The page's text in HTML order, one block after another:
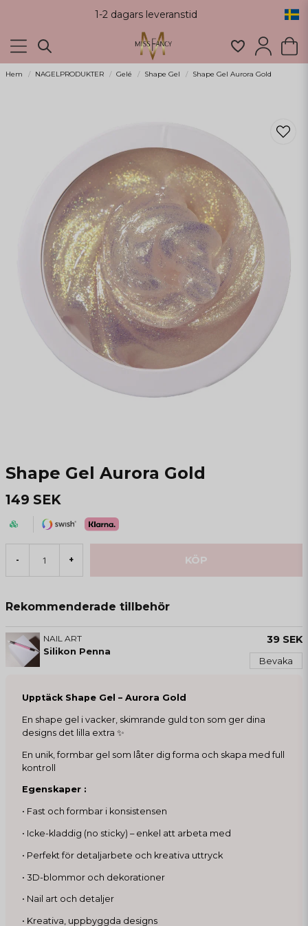
1-2 dagars leveranstid
Hem NAGELPRODUKTER Gelé Shape Gel Shape Gel Aurora Gold
Shape Gel Aurora Gold
149 SEK
- + KÖP
Rekommenderade tillbehör
NAIL ART
Silikon Penna
39 SEK
Bevaka
Upptäck Shape Gel – Aurora Gold
En shape gel i vacker, skimrande guld ton som ger dina
designs det lilla extra ✨
En unik, formbar gel som låter dig forma och skapa med full
kontroll
Egenskaper :
• Fast och formbar i konsistensen
• Icke-kladdig (no sticky) – enkel att arbeta med
• Perfekt för detaljarbete och kreativa uttryck
• 3D-blommor och dekorationer
• Nail art och detaljer
• Kreativa, uppbyggda designs